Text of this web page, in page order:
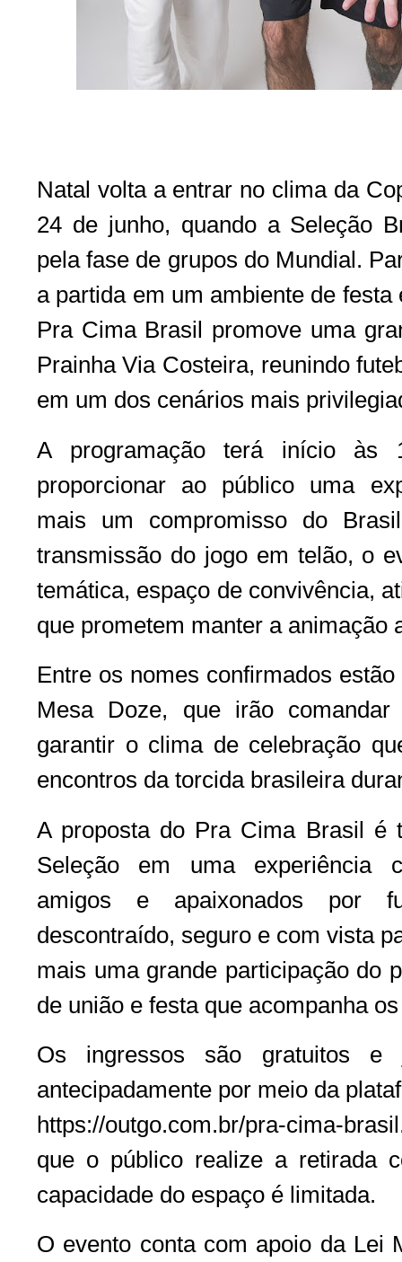
Natal volta a entrar no clima da
24 de junho, quando a Seleção
pela fase de grupos do Mundial.
a partida em um ambiente de
Pra Cima Brasil promove uma
Prainha Via Costeira, reunindo
em um dos cenários mais
A programação terá início às
proporcionar ao público uma
mais um compromisso do
transmissão do jogo em telão, o
temática, espaço de convivência,
que prometem manter a animação
Entre os nomes confirmados
Mesa Doze, que irão
garantir o clima de celebração
encontros da torcida brasileira
A proposta do Pra Cima Brasil é
Seleção em uma experiência
amigos e apaixonados por
descontraído, seguro e com vista
mais uma grande participação do
de união e festa que acompanha
Os ingressos são gratuitos e
antecipadamente por meio da
https://outgo.com.br/pra-cima-
que o público realize a retirada
capacidade do espaço é limitada.
O evento conta com apoio da Lei